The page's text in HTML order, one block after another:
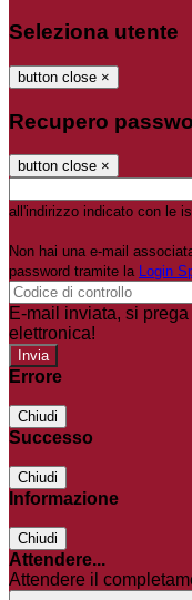
Seleziona utente
button close ×
Recupero
button close ×
all'indirizzo indicato con le
Non hai una e-mail
password tramite la Login
E-mail inviata, si
elettronica!
Errore
Chiudi
Successo
Chiudi
Informazione
Chiudi
Attendere...
Attendere il